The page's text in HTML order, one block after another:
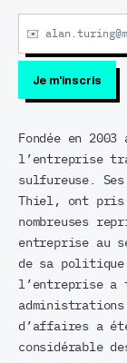
Fondée en
l’entreprise
sulfureuse.
Thiel, ont pris
nombreuses
entreprise au
de sa
l’entreprise a
d’affaires a
considérable